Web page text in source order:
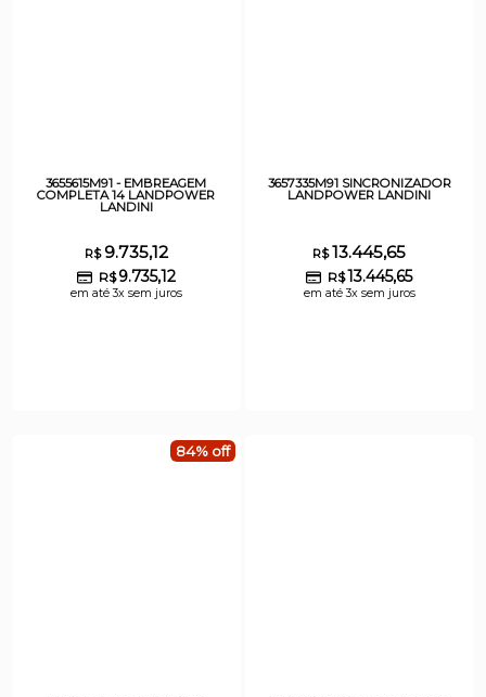
3655615M91 - EMBREAGEM
COMPLETA 14 LANDPOWER
LANDINI
R$9.735,12
R$ 9.735,12
em até 3x sem juros
3657335M91 SINCRONIZADOR
LANDPOWER LANDINI
R$13.445,65
R$13.445,65
em até 3x sem juros
84% off